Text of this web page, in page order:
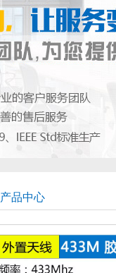
产品中心